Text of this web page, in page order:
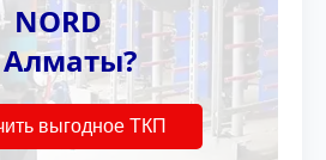
NORD
выгодное ТКП